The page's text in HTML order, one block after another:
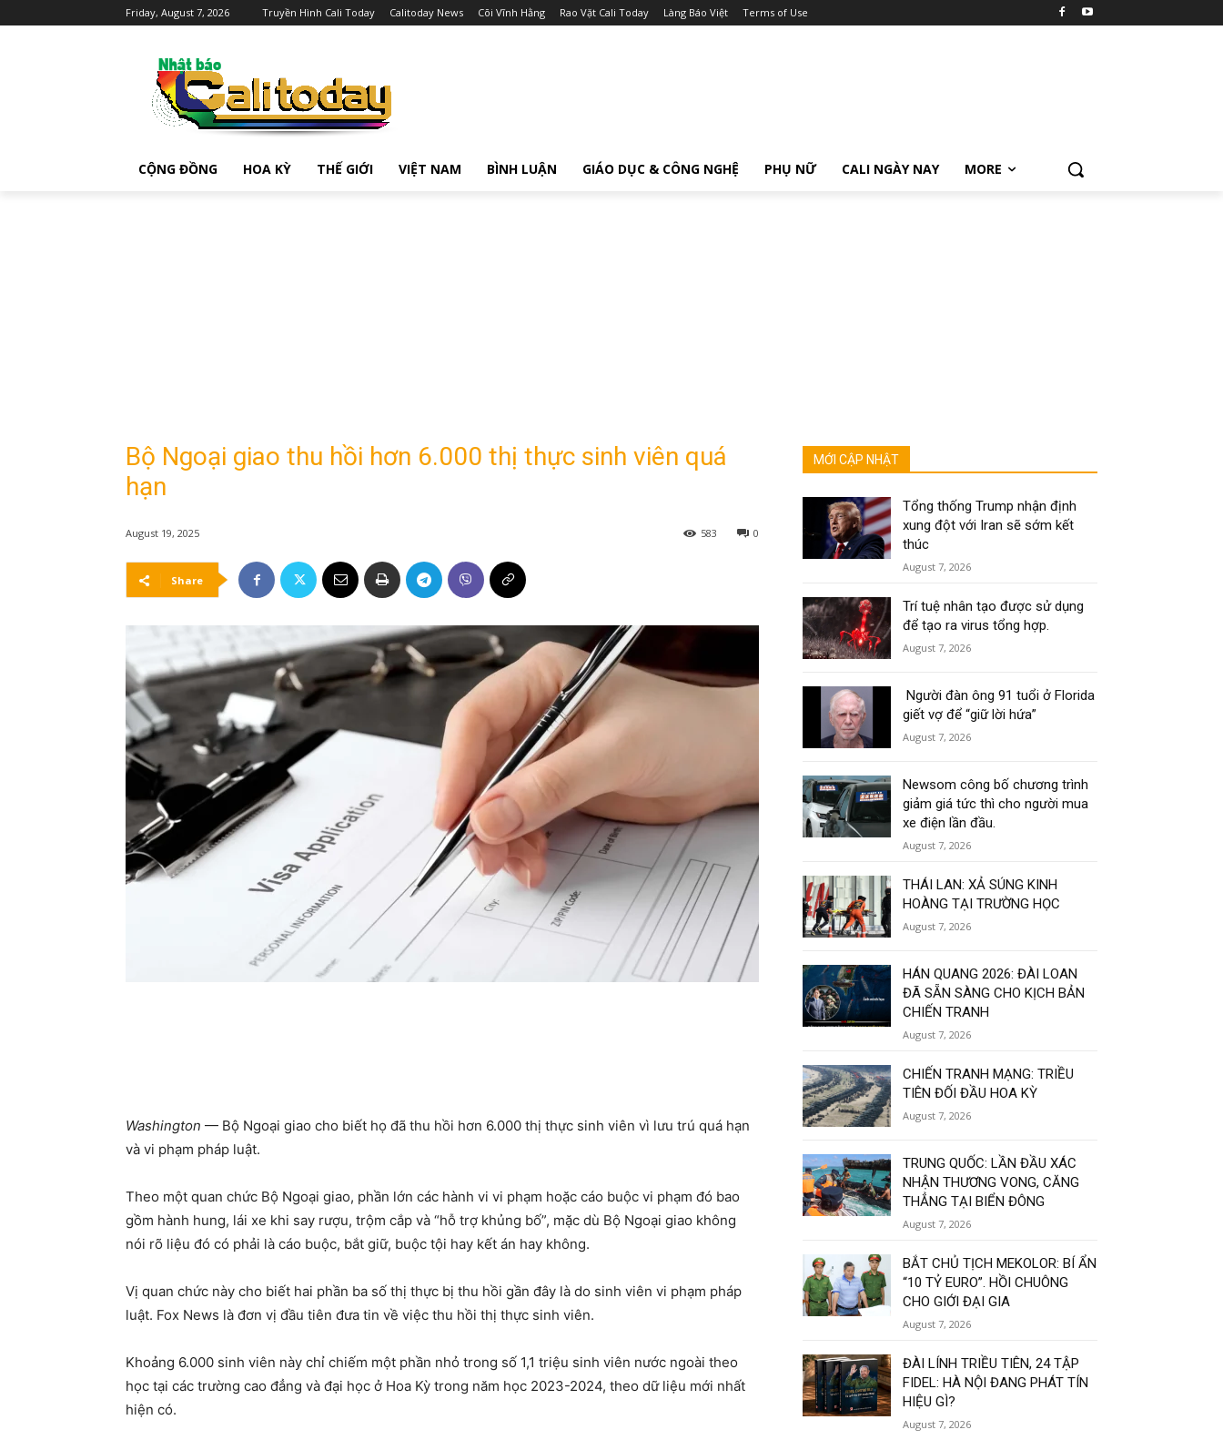
Friday, August 7, 2026 Truyền Hình Cali Today Calitoday News Cõi Vĩnh Hằng Rao Vặt Cali Today Làng Báo Việt Terms of Use
CỘNG ĐỒNG HOA KỲ THẾ GIỚI VIỆT NAM BÌNH LUẬN GIÁO DỤC & CÔNG NGHỆ PHỤ NỮ CALI NGÀY NAY MORE
Bộ Ngoại giao thu hồi hơn 6.000 thị thực sinh viên quá
hạn
August 19, 2025 0
583
Share
Washington — Bộ Ngoại giao cho biết họ đã thu hồi hơn 6.000 thị thực sinh viên vì lưu trú quá hạn
và vi phạm pháp luật.
Theo một quan chức Bộ Ngoại giao, phần lớn các hành vi vi phạm hoặc cáo buộc vi phạm đó bao
gồm hành hung, lái xe khi say rượu, trộm cắp và “hỗ trợ khủng bố”, mặc dù Bộ Ngoại giao không
nói rõ liệu đó có phải là cáo buộc, bắt giữ, buộc tội hay kết án hay không.
Vị quan chức này cho biết hai phần ba số thị thực bị thu hồi gần đây là do sinh viên vi phạm pháp
luật. Fox News là đơn vị đầu tiên đưa tin về việc thu hồi thị thực sinh viên.
Khoảng 6.000 sinh viên này chỉ chiếm một phần nhỏ trong số 1,1 triệu sinh viên nước ngoài theo
học tại các trường cao đẳng và đại học ở Hoa Kỳ trong năm học 2023-2024, theo dữ liệu mới nhất
hiện có.
MỚI CẬP NHẬT
Tổng thống Trump nhận định
xung đột với Iran sẽ sớm kết
thúc
August 7, 2026
Trí tuệ nhân tạo được sử dụng
để tạo ra virus tổng hợp.
August 7, 2026
Người đàn ông 91 tuổi ở Florida
giết vợ để “giữ lời hứa”
August 7, 2026
Newsom công bố chương trình
giảm giá tức thì cho người mua
xe điện lần đầu.
August 7, 2026
THÁI LAN: XẢ SÚNG KINH
HOÀNG TẠI TRƯỜNG HỌC
August 7, 2026
HÁN QUANG 2026: ĐÀI LOAN
ĐÃ SẴN SÀNG CHO KỊCH BẢN
CHIẾN TRANH
August 7, 2026
CHIẾN TRANH MẠNG: TRIỀU
TIÊN ĐỐI ĐẦU HOA KỲ
August 7, 2026
TRUNG QUỐC: LẦN ĐẦU XÁC
NHẬN THƯƠNG VONG, CĂNG
THẲNG TẠI BIỂN ĐÔNG
August 7, 2026
BẮT CHỦ TỊCH MEKOLOR: BÍ ẨN
“10 TỶ EURO”. HỒI CHUÔNG
CHO GIỚI ĐẠI GIA
August 7, 2026
ĐÀI LÍNH TRIỀU TIÊN, 24 TẬP
FIDEL: HÀ NỘI ĐANG PHÁT TÍN
HIỆU GÌ?
August 7, 2026